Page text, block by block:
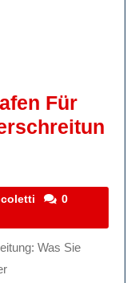
Für
stefanocoletti
0